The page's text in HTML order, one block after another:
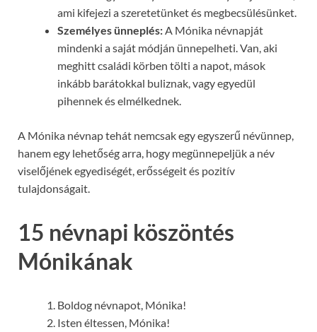
ami kifejezi a szeretetünket és megbecsülésünket.
Személyes ünneplés:A Mónika névnapját
mindenki a saját módján ünnepelheti. Van, aki
meghitt családi körben tölti a napot, mások
inkább barátokkal buliznak, vagy egyedül
pihennek és elmélkednek.
A Mónika névnap tehát nemcsak egy egyszerű névünnep,
hanem egy lehetőség arra, hogy megünnepeljük a név
viselőjének egyediségét, erősségeit és pozitív
tulajdonságait.
15 névnapi köszöntés
Mónikának
Boldog névnapot, Mónika!
Isten éltessen, Mónika!